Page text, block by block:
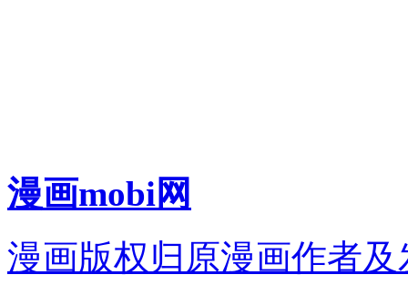
漫画mobi网
漫画版权归原漫画作者